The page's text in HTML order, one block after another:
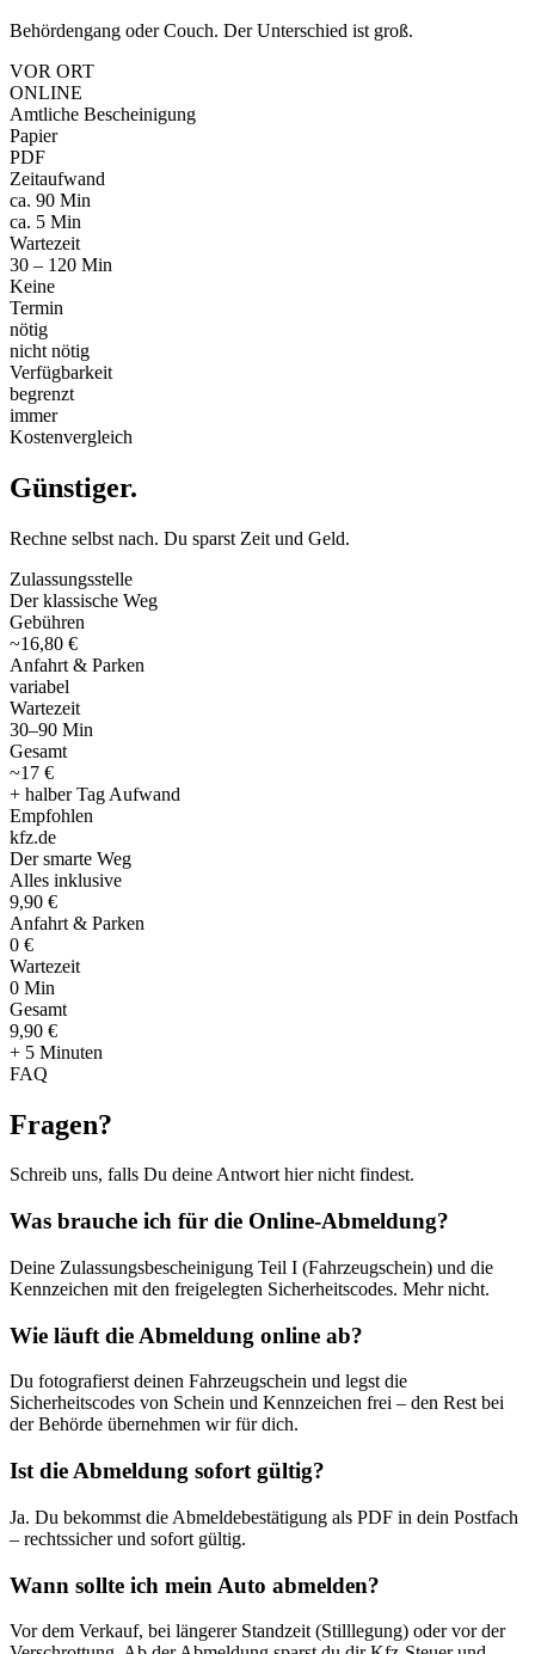
Behördengang oder Couch. Der Unterschied ist groß.
VOR ORT
ONLINE
Amtliche Bescheinigung
Papier
PDF
Zeitaufwand
ca. 90 Min
ca. 5 Min
Wartezeit
30 – 120 Min
Keine
Termin
nötig
nicht nötig
Verfügbarkeit
begrenzt
immer
Kostenvergleich
Günstiger.
Rechne selbst nach. Du sparst Zeit und Geld.
Zulassungsstelle
Der klassische Weg
Gebühren
~16,80 €
Anfahrt & Parken
variabel
Wartezeit
30–90 Min
Gesamt
~17 €
+ halber Tag Aufwand
Empfohlen
kfz.de
Der smarte Weg
Alles inklusive
9,90 €
Anfahrt & Parken
0 €
Wartezeit
0 Min
Gesamt
9,90 €
+ 5 Minuten
FAQ
Fragen?
Schreib uns, falls Du deine Antwort hier nicht findest.
Was brauche ich für die Online-Abmeldung?
Deine Zulassungsbescheinigung Teil I (Fahrzeugschein) und die
Kennzeichen mit den freigelegten Sicherheitscodes. Mehr nicht.
Wie läuft die Abmeldung online ab?
Du fotografierst deinen Fahrzeugschein und legst die
Sicherheitscodes von Schein und Kennzeichen frei – den Rest bei
der Behörde übernehmen wir für dich.
Ist die Abmeldung sofort gültig?
Ja. Du bekommst die Abmeldebestätigung als PDF in dein Postfach
– rechtssicher und sofort gültig.
Wann sollte ich mein Auto abmelden?
Vor dem Verkauf, bei längerer Standzeit (Stilllegung) oder vor der